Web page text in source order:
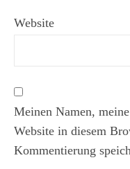
Website
Meinen Namen,
Website in diesem
Kommentierung